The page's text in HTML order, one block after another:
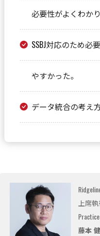
必要性がよくわか
SSBJ対応のため必
やすかった。
データ統合の考え
上席執
藤本 健